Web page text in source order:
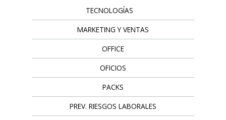
TECNOLOGÍAS
MARKETING Y VENTAS
OFFICE
OFICIOS
PACKS
PREV. RIESGOS LABORALES